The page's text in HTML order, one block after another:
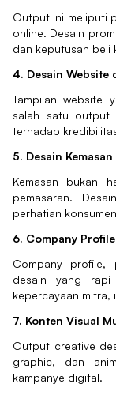
Output ini meliputi
online. Desain
dan keputusan beli
4. Desain Website
Tampilan website
salah satu output
terhadap
5. Desain
Kemasan bukan
pemasaran.
perhatian
6. Company
Company profile,
desain yang rapi
kepercayaan mitra,
7. Konten Visual
Output creative
graphic, dan
kampanye digital.